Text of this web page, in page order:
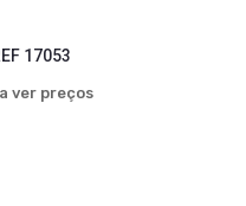
17053
ver preços